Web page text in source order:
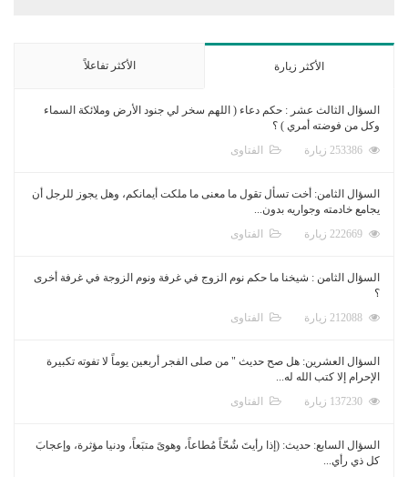
الأكثر زيارة الأكثر تفاعلاً
السؤال الثالث عشر : حكم دعاء ( اللهم سخر لي جنود الأرض وملائكة السماء
وكل من فوضته أمري ) ؟
الفتاوى
السؤال الثامن: أخت تسأل تقول ما معنى ما ملكت أيمانكم، وهل يجوز للرجل أن
يجامع خادمته وجواريه بدون...
الفتاوى
السؤال الثامن : شيخنا ما حكم نوم الزوج في غرفة ونوم الزوجة في غرفة أخرى
؟
الفتاوى
السؤال العشرين: هل صح حديث " من صلى الفجر أربعين يوماً لا تفوته تكبيرة
الإحرام إلا كتب الله له...
الفتاوى
السؤال السابع: حديث: (إذا رأيتَ شُحّاً مُطاعاً، وهوىً متبَعاً، ودنيا مؤثرة، وإعجابَ
كل ذي رأي...